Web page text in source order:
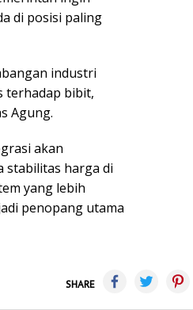
di posisi paling
industri
terhadap bibit,
Agung.
akan
stabilitas harga di
yang lebih
penopang utama
SHARE